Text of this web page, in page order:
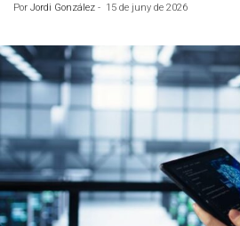
Por Jordi González - 15 de juny de 2026